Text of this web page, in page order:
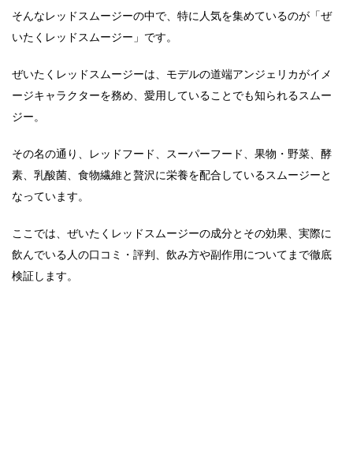
そんなレッドスムージーの中で、特に人気を集めているのが「ぜ
いたくレッドスムージー」です。
ぜいたくレッドスムージーは、モデルの道端アンジェリカがイメ
ージキャラクターを務め、愛用していることでも知られるスムー
ジー。
その名の通り、レッドフード、スーパーフード、果物・野菜、酵
素、乳酸菌、食物繊維と贅沢に栄養を配合しているスムージーと
なっています。
ここでは、ぜいたくレッドスムージーの成分とその効果、実際に
飲んでいる人の口コミ・評判、飲み方や副作用についてまで徹底
検証します。